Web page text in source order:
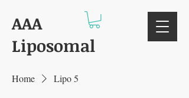
AAA
Liposomal
Home Lipo 5